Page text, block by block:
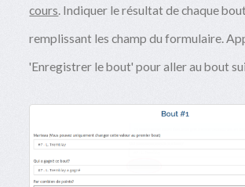
cours. Indiquer le résultat de chaque
remplissant les champ du formulaire.
'Enregistrer le bout' pour aller au bout